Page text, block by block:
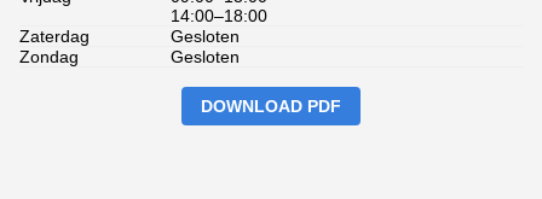
14:00–18:00
Zaterdag
Gesloten
Zondag
Gesloten
DOWNLOAD PDF